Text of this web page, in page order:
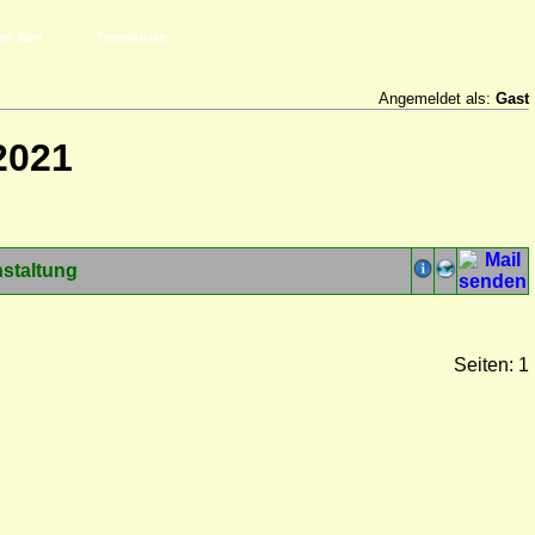
Jahr Terminliste
Angemeldet als: Gast
Seiten: 1